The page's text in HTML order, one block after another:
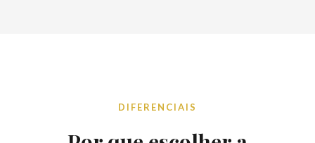
DIFERENCIAIS